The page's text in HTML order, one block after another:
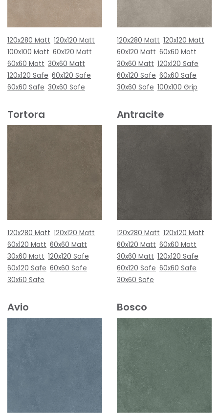
120x280 Matt 120x120 Matt
100x100 Matt 60x120 Matt
60x60 Matt 30x60 Matt
120x120 Safe 60x120 Safe
60x60 Safe 30x60 Safe
120x280 Matt 120x120 Matt
60x120 Matt 60x60 Matt
30x60 Matt 120x120 Safe
60x120 Safe 60x60 Safe
30x60 Safe 100x100 Grip
Tortora
120x280 Matt 120x120 Matt
60x120 Matt 60x60 Matt
30x60 Matt 120x120 Safe
60x120 Safe 60x60 Safe
30x60 Safe
Antracite
120x280 Matt 120x120 Matt
60x120 Matt 60x60 Matt
30x60 Matt 120x120 Safe
60x120 Safe 60x60 Safe
30x60 Safe
Avio Bosco